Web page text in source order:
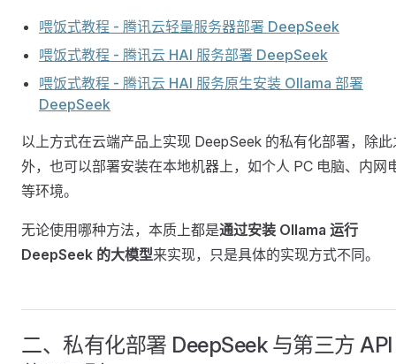
喂饭式教程 - 腾讯云轻量服务器部署 DeepSeek
喂饭式教程 - 腾讯云 HAI 服务部署 DeepSeek
喂饭式教程 - 腾讯云 HAI 服务原生安装 Ollama 部署
DeepSeek
以上方式在云端产品上实现 DeepSeek 的私有化部署，除此
外，也可以部署安装在本地机器上，如个人 PC 电脑、内网
等环境。
无论使用哪种方法，本质上都是通过安装 Ollama 运行
DeepSeek 的大模型来实现，只是具体的实现方式不同。
二、私有化部署 DeepSeek 与第三方 API